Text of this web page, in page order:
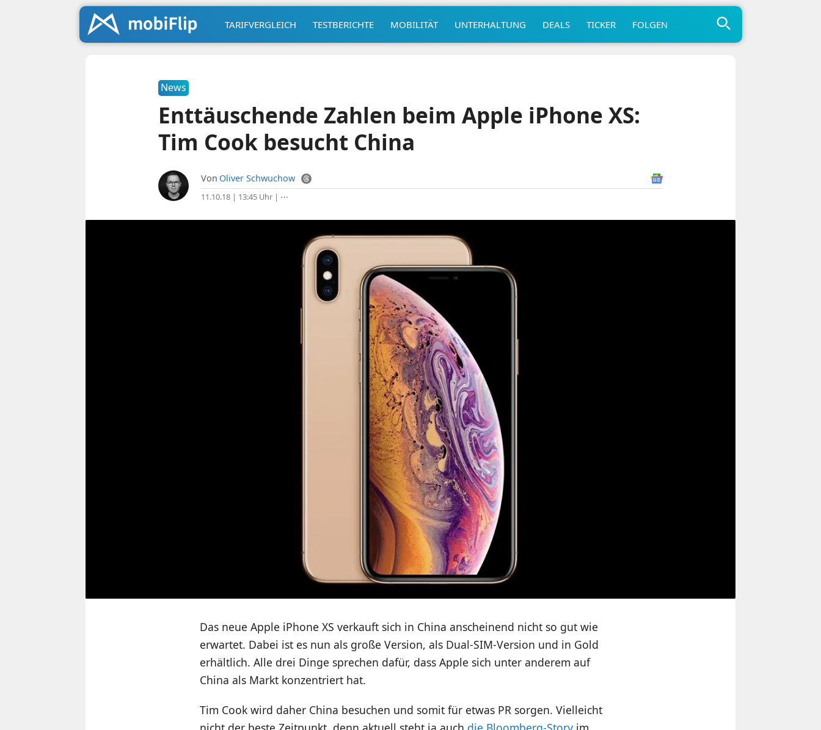
TARIFVERGLEICH TESTBERICHTE MOBILITÄT UNTERHALTUNG DEALS TICKER FOLGEN
News
Enttäuschende Zahlen beim Apple iPhone XS:
Tim Cook besucht China
Von Oliver Schwuchow
11.10.18 | 13:45 Uhr| ⋯
Das neue Apple iPhone XS verkauft sich in China anscheinend nicht so gut wie
erwartet. Dabei ist es nun als große Version, als Dual-SIM-Version und in Gold
erhältlich. Alle drei Dinge sprechen dafür, dass Apple sich unter anderem auf
China als Markt konzentriert hat.
Tim Cook wird daher China besuchen und somit für etwas PR sorgen. Vielleicht